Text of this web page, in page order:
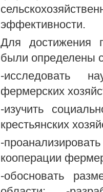
эффективности.
Для достижения
были определены
-исследовать
фермерских
-изучить
крестьянских
-
кооперации
-обосновать